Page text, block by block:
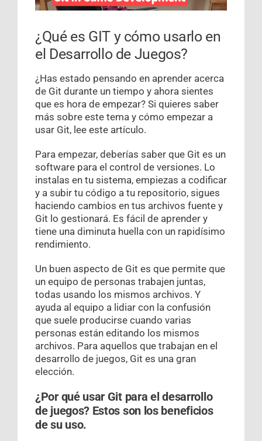
¿Qué es GIT y cómo usarlo en
el Desarrollo de Juegos?
¿Has estado pensando en aprender acerca
de Git durante un tiempo y ahora sientes
que es hora de empezar? Si quieres saber
más sobre este tema y cómo empezar a
usar Git, lee este artículo.
Para empezar, deberías saber que Git es un
software para el control de versiones. Lo
instalas en tu sistema, empiezas a codificar
y a subir tu código a tu repositorio, sigues
haciendo cambios en tus archivos fuente y
Git lo gestionará. Es fácil de aprender y
tiene una diminuta huella con un rapidísimo
rendimiento.
Un buen aspecto de Git es que permite que
un equipo de personas trabajen juntas,
todas usando los mismos archivos. Y
ayuda al equipo a lidiar con la confusión
que suele producirse cuando varias
personas están editando los mismos
archivos. Para aquellos que trabajan en el
desarrollo de juegos, Git es una gran
elección.
¿Por qué usar Git para el desarrollo
de juegos? Estos son los beneficios
de su uso.